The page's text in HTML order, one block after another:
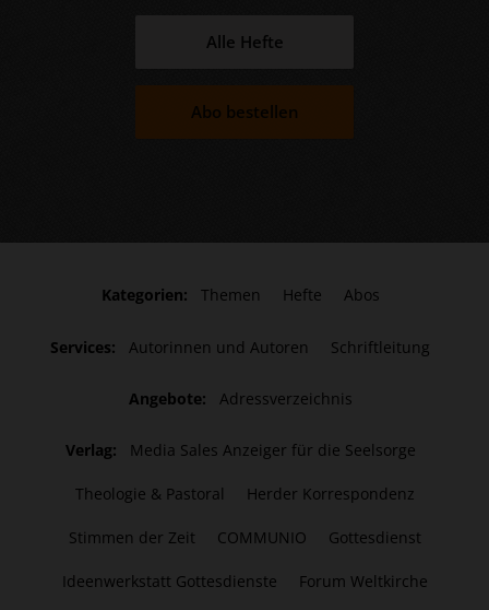
Alle Hefte
Abo bestellen
Kategorien: Themen Hefte Abos
Services: Autorinnen und Autoren Schriftleitung
Angebote: Adressverzeichnis
Verlag: Media Sales Anzeiger für die Seelsorge
Theologie & Pastoral Herder Korrespondenz
Stimmen der Zeit COMMUNIO Gottesdienst
Ideenwerkstatt Gottesdienste Forum Weltkirche